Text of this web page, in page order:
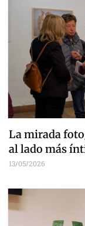
La mirada
al lado más
13/05/2026